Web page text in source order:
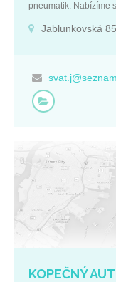
pneumatik. Nabízíme
Jablunkovská
KOPEČNÝ